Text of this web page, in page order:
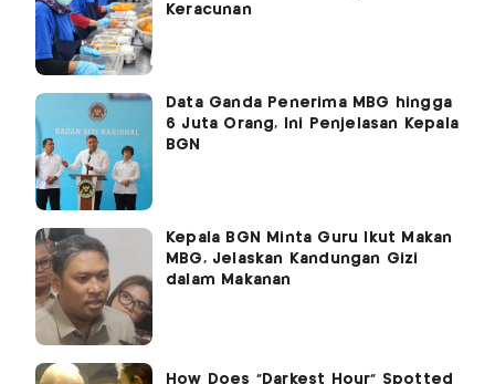
Keracunan
Data Ganda Penerima MBG hingga
6 Juta Orang, Ini Penjelasan Kepala
BGN
Kepala BGN Minta Guru Ikut Makan
MBG, Jelaskan Kandungan Gizi
dalam Makanan